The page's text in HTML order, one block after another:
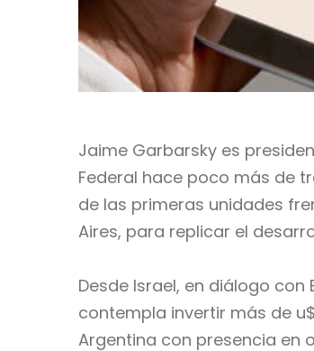
Jaime Garbarsky es
Federal hace poco más de
de las primeras unidades
Aires, para replicar el
Desde Israel, en diálogo
contempla invertir más de
Argentina con presencia en